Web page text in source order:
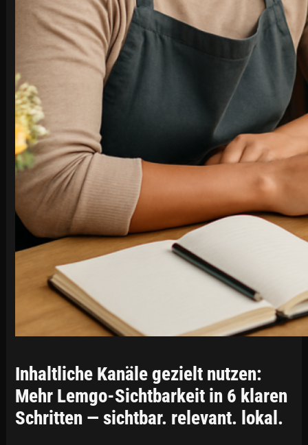
Inhaltliche Kanäle gezielt nutzen:
Mehr Lemgo-Sichtbarkeit in 6 klaren
Schritten — sichtbar. relevant. lokal.